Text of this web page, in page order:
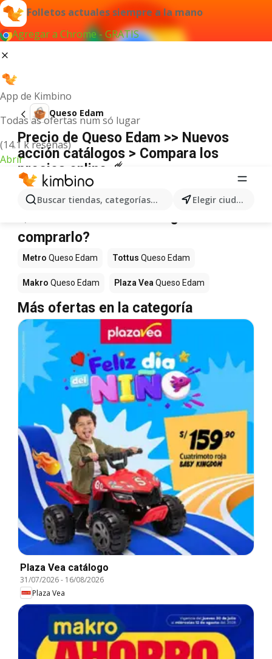
Folletos actuales siempre a la mano
Agregar a Chrome - GRATIS
App de Kimbino
Todas as ofertas num só lugar
(14.1 k reseñas)
Abrir
Buscar tiendas, categorías, productos... Elegir ciudad
Queso Edam
Precio de Queso Edam >> Nuevos
acción catálogos > Compara los
precios online ☄️
No hemos encontrado resultados para este
término.
comprarlo?
Metro Queso Edam Tottus Queso Edam
Makro Queso Edam Plaza Vea Queso Edam
Más ofertas en la categoría
Plaza Vea catálogo
31/07/2026- 16/08/2026
Plaza Vea